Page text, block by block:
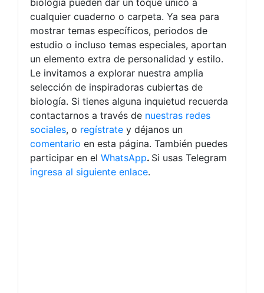
cualquier cuaderno o carpeta. Ya sea para
mostrar temas específicos, periodos de
estudio o incluso temas especiales, aportan
un elemento extra de personalidad y estilo.
Le invitamos a explorar nuestra amplia
selección de inspiradoras cubiertas de
biología. Si tienes alguna inquietud recuerda
contactarnos a través de nuestras redes
sociales, o regístrate y déjanos un
comentario en esta página. También puedes
participar en el WhatsApp. Si usas Telegram
ingresa al siguiente enlace.